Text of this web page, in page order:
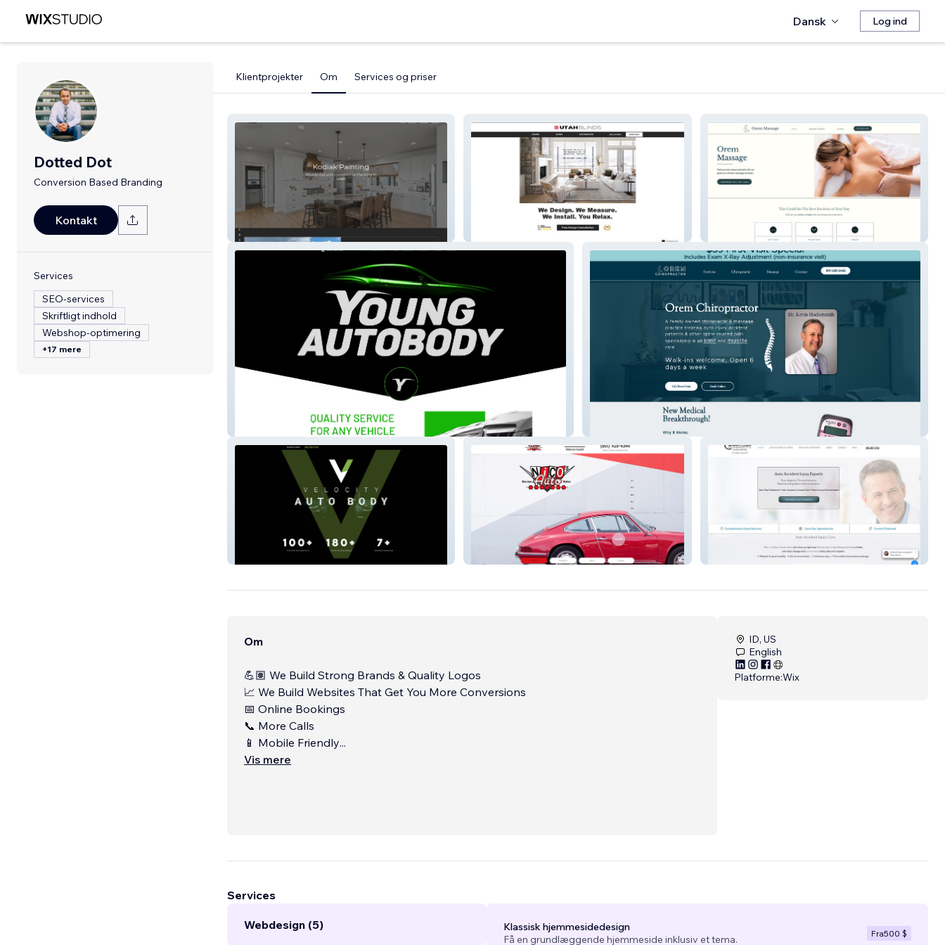
Dansk Log ind
Dotted Dot
Conversion Based Branding
Kontakt
Services
SEO-services
Skriftligt indhold
Webshop-optimering
+17 mere
Klientprojekter Om Services og priser
Kodiak Painting Orem Massage
Young Autobody
Nico's Auto Saratoga Chiro
Om
💪🏽 We Build Strong Brands & Quality Logos
📈 We Build Websites That Get You More Conversions
📅 Online Bookings
📞 More Calls
📱 Mobile Friendly...
Vis mere
ID, US
English
Platforme:Wix
Services
Webdesign (5)
Klassisk hjemmesidedesign
Få en grundlæggende hjemmeside inklusiv et tema.
Fra500 $